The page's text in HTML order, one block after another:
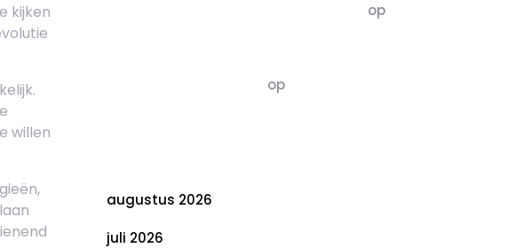
kijken
willen
op
op
augustus 2026
juli 2026